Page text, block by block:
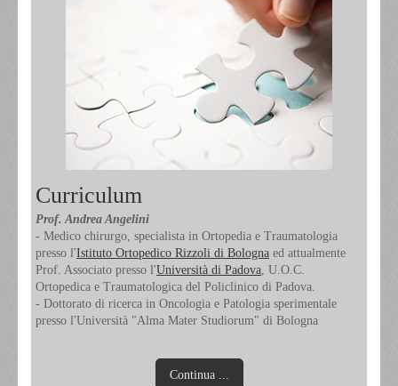
Curriculum
Prof. Andrea Angelini
- Medico chirurgo, specialista in Ortopedia e Traumatologia
presso l'Istituto Ortopedico Rizzoli di Bologna ed attualmente
Prof. Associato presso l'Università di Padova , U.O.C.
Ortopedica e Traumatologica del Policlinico di Padova.
- Dottorato di ricerca in Oncologia e Patologia sperimentale
presso l'Università "Alma Mater Studiorum" di Bologna
Continua ...